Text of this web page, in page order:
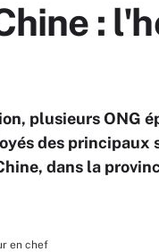
:
plusieurs ONG
des
dans la
en chef